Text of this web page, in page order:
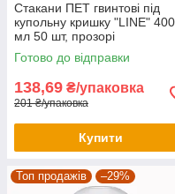
Стакани ПЕТ гвинтові під
купольну кришку "LINE" 400
мл 50 шт, прозорі
Готово до відправки
138,69 ₴/упаковка
201 ₴/упаковка
Купити
Топ продажів –29%